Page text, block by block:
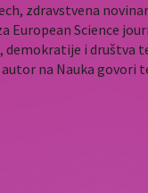
zdravstvena
Science
i
na Nauka